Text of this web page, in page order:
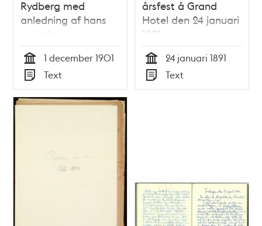
Rydberg med
anledning af hans
maj:t konungens
höga namnsdag 1
dec. 1901
Tid
1 december 1901
Typ
Text
årsfest å Grand
Hotel den 24 januari
1891
Tid
24 januari 1891
Typ
Text